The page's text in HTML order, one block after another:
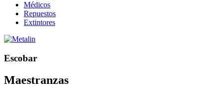
Médicos
Repuestos
Extintores
Escobar
Maestranzas